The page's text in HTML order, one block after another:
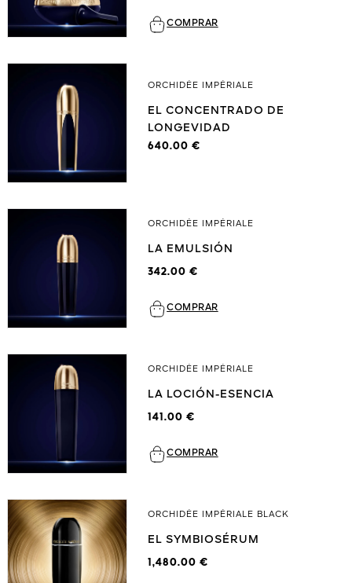
COMPRAR
ORCHIDÉE IMPÉRIALE
EL CONCENTRADO DE
LONGEVIDAD
640.00 €
ORCHIDÉE IMPÉRIALE
LA EMULSIÓN
342.00 €
COMPRAR
ORCHIDÉE IMPÉRIALE
LA LOCIÓN-ESENCIA
141.00 €
COMPRAR
ORCHIDÉE IMPÉRIALE BLACK
EL SYMBIOSÉRUM
1,480.00 €